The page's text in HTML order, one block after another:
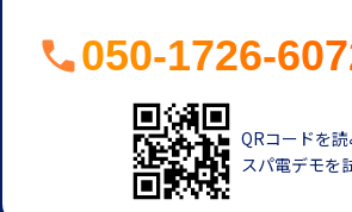
050-1726-
QRコードを読
スパ電デモを